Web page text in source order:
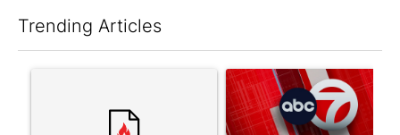
Trending Articles
A trending article titled "Trump’s top general is ‘looking for
A trending article titled